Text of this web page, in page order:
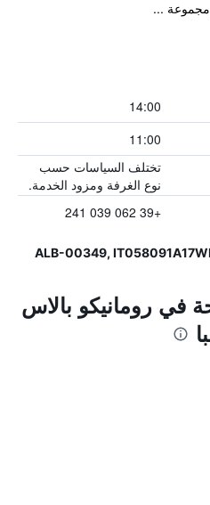
...
14:00
11:00
تختلف السياسات حسب
نوع الغرفة ومزود الخدمة.
+39 062 039 241
في رومانيكو بالاس